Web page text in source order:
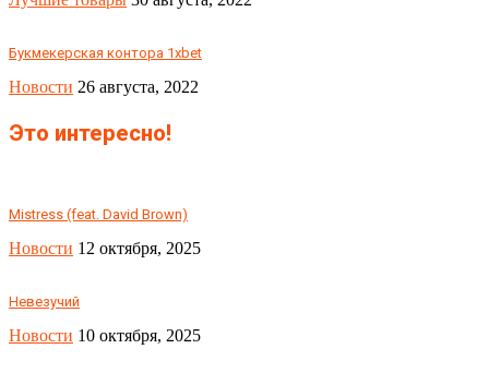
Букмекерская контора 1xbet
Новости 26 августа, 2022
Это интересно!
Mistress (feat. David Brown)
Новости 12 октября, 2025
Невезучий
Новости 10 октября, 2025